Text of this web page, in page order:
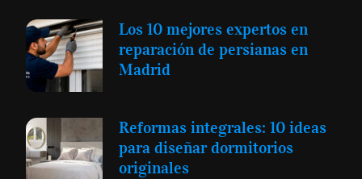
Los 10 mejores expertos en
reparación de persianas en
Madrid
Reformas integrales: 10 ideas
para diseñar dormitorios
originales